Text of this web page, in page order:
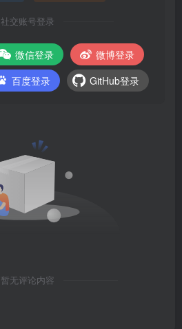
社交账号登录
微信登录
微博登录
百度登录 GitHub登录
暂无评论内容